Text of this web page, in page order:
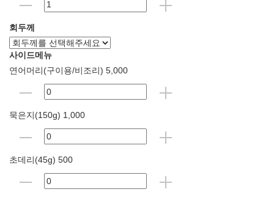
회두께
사이드메뉴
연어머리(구이용/비조리) 5,000
묵은지(150g) 1,000
초데리(45g) 500